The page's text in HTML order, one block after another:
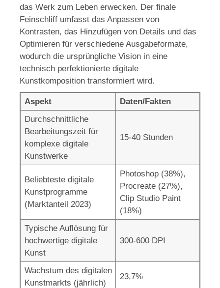
das Werk zum Leben erwecken. Der finale
Feinschliff umfasst das Anpassen von
Kontrasten, das Hinzufügen von Details und das
Optimieren für verschiedene Ausgabeformate,
wodurch die ursprüngliche Vision in eine
technisch perfektionierte digitale
Kunstkomposition transformiert wird.
Aspekt
Daten/Fakten
Durchschnittliche
Bearbeitungszeit für
komplexe digitale
Kunstwerke
15-40 Stunden
Beliebteste digitale
Kunstprogramme
(Marktanteil 2023)
Photoshop (38%),
Procreate (27%),
Clip Studio Paint
(18%)
Typische Auflösung für
hochwertige digitale
Kunst
300-600 DPI
Wachstum des digitalen
Kunstmarkts (jährlich)
23,7%